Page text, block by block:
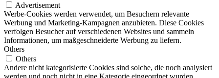
Advertisement
Werbe-Cookies werden verwendet, um Besuchern relevante
Werbung und Marketing-Kampagnen anzubieten. Diese Cookies
verfolgen Besucher auf verschiedenen Websites und sammeln
Informationen, um maßgeschneiderte Werbung zu liefern.
Others
Others
Andere nicht kategorisierte Cookies sind solche, die noch analysiert
werden und noch nicht in eine Kategorie eingeordnet wurden.